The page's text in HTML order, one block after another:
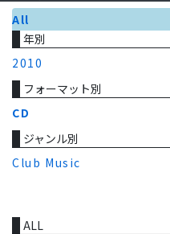
All
年別
2010
フォーマット別
CD
ジャンル別
Club Music
ALL